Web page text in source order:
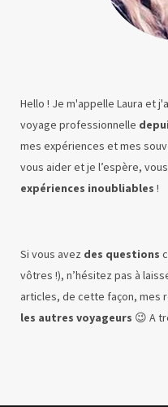
Hello ! Je m'appelle Laura et
voyage professionnelle
mes expériences et mes
vous aider et je l’espère,
expériences inoubliables !
Si vous avez des questions
vôtres !), n’hésitez pas à
articles, de cette façon, mes
les autres voyageurs 😉 A